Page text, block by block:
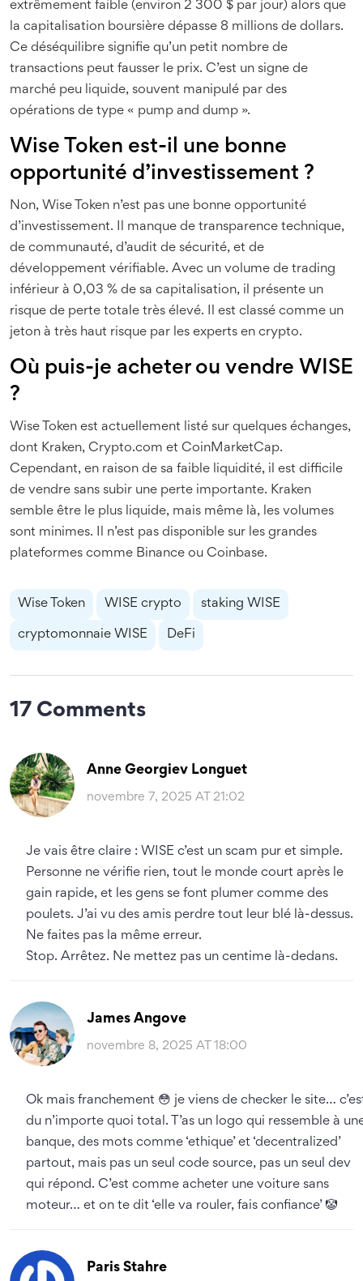
extrêmement faible (environ 2 300 $ par jour) alors que
la capitalisation boursière dépasse 8 millions de dollars.
Ce déséquilibre signifie qu’un petit nombre de
transactions peut fausser le prix. C’est un signe de
marché peu liquide, souvent manipulé par des
opérations de type « pump and dump ».
Wise Token est-il une bonne
opportunité d’investissement ?
Non, Wise Token n’est pas une bonne opportunité
d’investissement. Il manque de transparence technique,
de communauté, d’audit de sécurité, et de
développement vérifiable. Avec un volume de trading
inférieur à 0,03 % de sa capitalisation, il présente un
risque de perte totale très élevé. Il est classé comme un
jeton à très haut risque par les experts en crypto.
Où puis-je acheter ou vendre WISE
?
Wise Token est actuellement listé sur quelques échanges,
dont Kraken, Crypto.com et CoinMarketCap.
Cependant, en raison de sa faible liquidité, il est difficile
de vendre sans subir une perte importante. Kraken
semble être le plus liquide, mais même là, les volumes
sont minimes. Il n’est pas disponible sur les grandes
plateformes comme Binance ou Coinbase.
Wise Token WISE crypto staking WISE
cryptomonnaie WISE DeFi
17 Comments
Anne Georgiev Longuet
novembre 7, 2025 AT 21:02
Je vais être claire : WISE c’est un scam pur et simple.
Personne ne vérifie rien, tout le monde court après le
gain rapide, et les gens se font plumer comme des
poulets. J’ai vu des amis perdre tout leur blé là-dessus.
Ne faites pas la même erreur.
Stop. Arrêtez. Ne mettez pas un centime là-dedans.
James Angove
novembre 8, 2025 AT 18:00
Ok mais franchement 😳 je viens de checker le site…
du n’importe quoi total. T’as un logo qui ressemble à
banque, des mots comme ‘ethique’ et ‘decentralized’
partout, mais pas un seul code source, pas un seul dev
qui répond. C’est comme acheter une voiture sans
moteur… et on te dit ‘elle va rouler, fais confiance’ 🤡
Paris Stahre